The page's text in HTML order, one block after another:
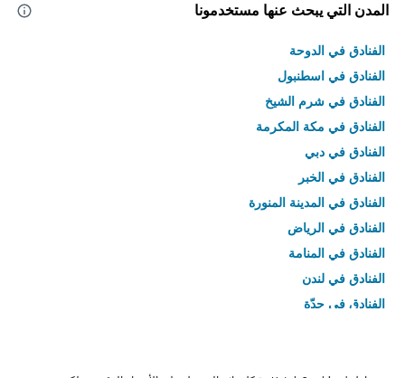
المدن التي يبحث عنها مستخدمونا
الفنادق في الدوحة
الفنادق في اسطنبول
الفنادق في شرم الشيخ
الفنادق في مكة المكرمة
الفنادق في دبي
الفنادق في الخبر
الفنادق في المدينة المنورة
الفنادق في الرياض
الفنادق في المنامة
الفنادق في لندن
الفنادق في جدّة